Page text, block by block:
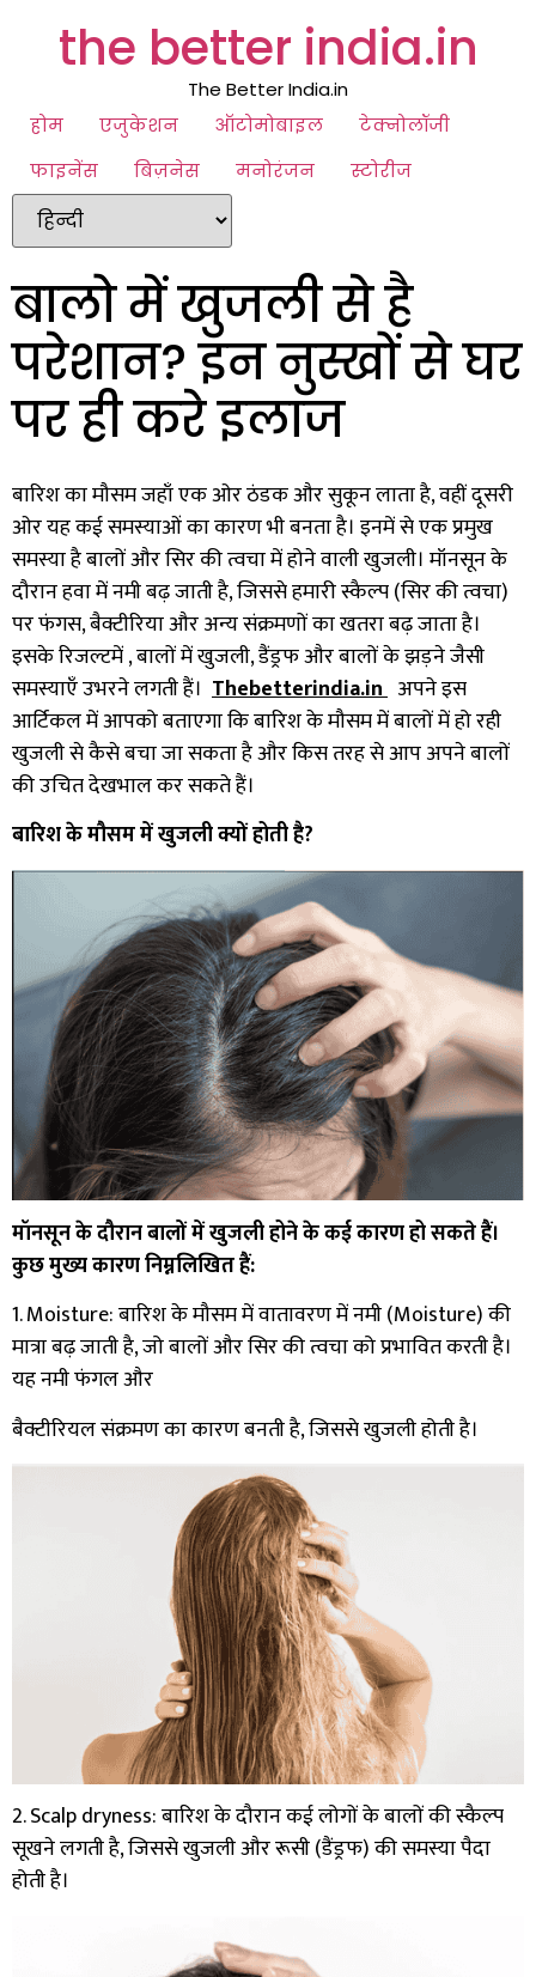
the better india.in
The Better India.in
होम
एजुकेशन ऑटोमोबाइल
टेक्नोलॉजी
फाइनेंस
बिज़नेस मनोरंजन स्टोरीज
बालो में खुजली से है
परेशान? इन नुस्खों से घर
पर ही करे इलाज
बारिश का मौसम जहाँ एक ओर ठंडक और सुकून लाता है, वहीं दूसरी
ओर यह कई समस्याओं का कारण भी बनता है। इनमें से एक प्रमुख
समस्या है बालों और सिर की त्वचा में होने वाली खुजली। मॉनसून के
दौरान हवा में नमी बढ़ जाती है, जिससे हमारी स्कैल्प (सिर की त्वचा)
पर फंगस, बैक्टीरिया और अन्य संक्रमणों का खतरा बढ़ जाता है।
इसके रिजल्टमें , बालों में खुजली, डैंड्रफ और बालों के झड़ने जैसी
समस्याएँ उभरने लगती हैं। Thebetterindia.in अपने इस
आर्टिकल में आपको बताएगा कि बारिश के मौसम में बालों में हो रही
खुजली से कैसे बचा जा सकता है और किस तरह से आप अपने बालों
की उचित देखभाल कर सकते हैं।
बारिश के मौसम में खुजली क्यों होती है?
मॉनसून के दौरान बालों में खुजली होने के कई कारण हो सकते हैं।
कुछ मुख्य कारण निम्नलिखित हैं:
1. Moisture: बारिश के मौसम में वातावरण में नमी (Moisture) की
मात्रा बढ़ जाती है, जो बालों और सिर की त्वचा को प्रभावित करती है।
यह नमी फंगल और
बैक्टीरियल संक्रमण का कारण बनती है, जिससे खुजली होती है।
2. Scalp dryness: बारिश के दौरान कई लोगों के बालों की स्कैल्प
सूखने लगती है, जिससे खुजली और रूसी (डैंड्रफ) की समस्या पैदा
होती है।